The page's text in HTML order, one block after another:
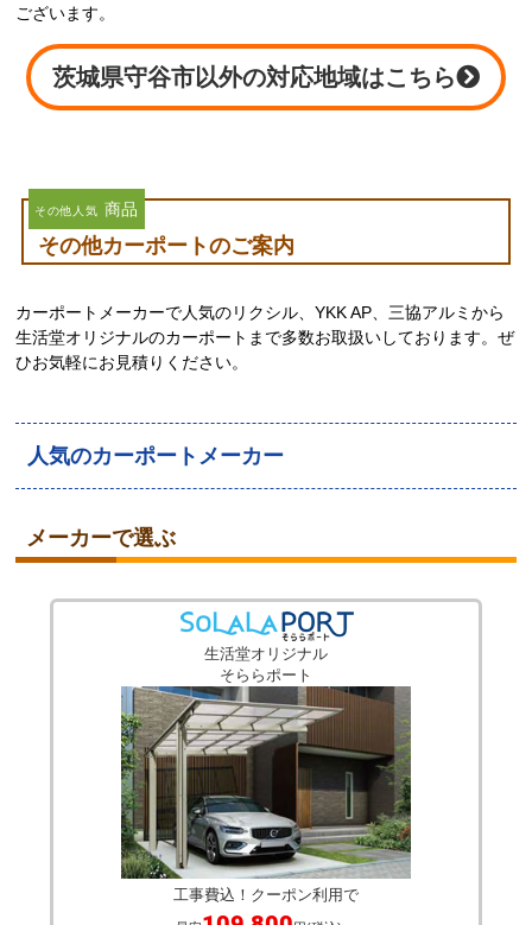
ございます。
茨城県守谷市以外の対応地域はこちら
その他人気 商品
その他カーポートのご案内
カーポートメーカーで人気のリクシル、YKK AP、三協アルミから
生活堂オリジナルのカーポートまで多数お取扱いしております。ぜ
ひお気軽にお見積りください。
人気のカーポートメーカー
メーカーで選ぶ
生活堂オリジナル
そららポート
工事費込！クーポン利用で